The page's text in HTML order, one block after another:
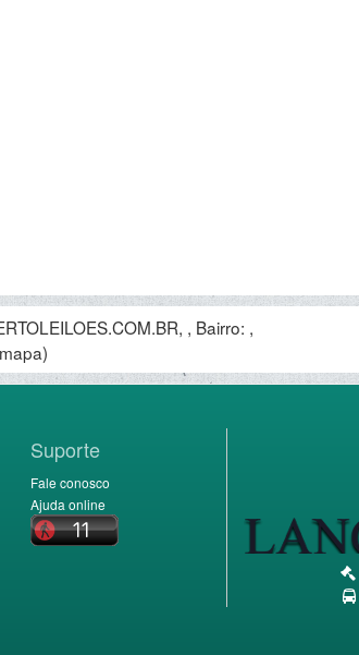
, Bairro: ,
Suporte
Fale conosco
Ajuda online